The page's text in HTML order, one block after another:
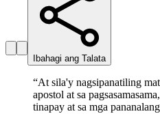
Ibahagi ang Talata
“At sila'y nagsipanatiling
apostol at sa
tinapay at sa mga